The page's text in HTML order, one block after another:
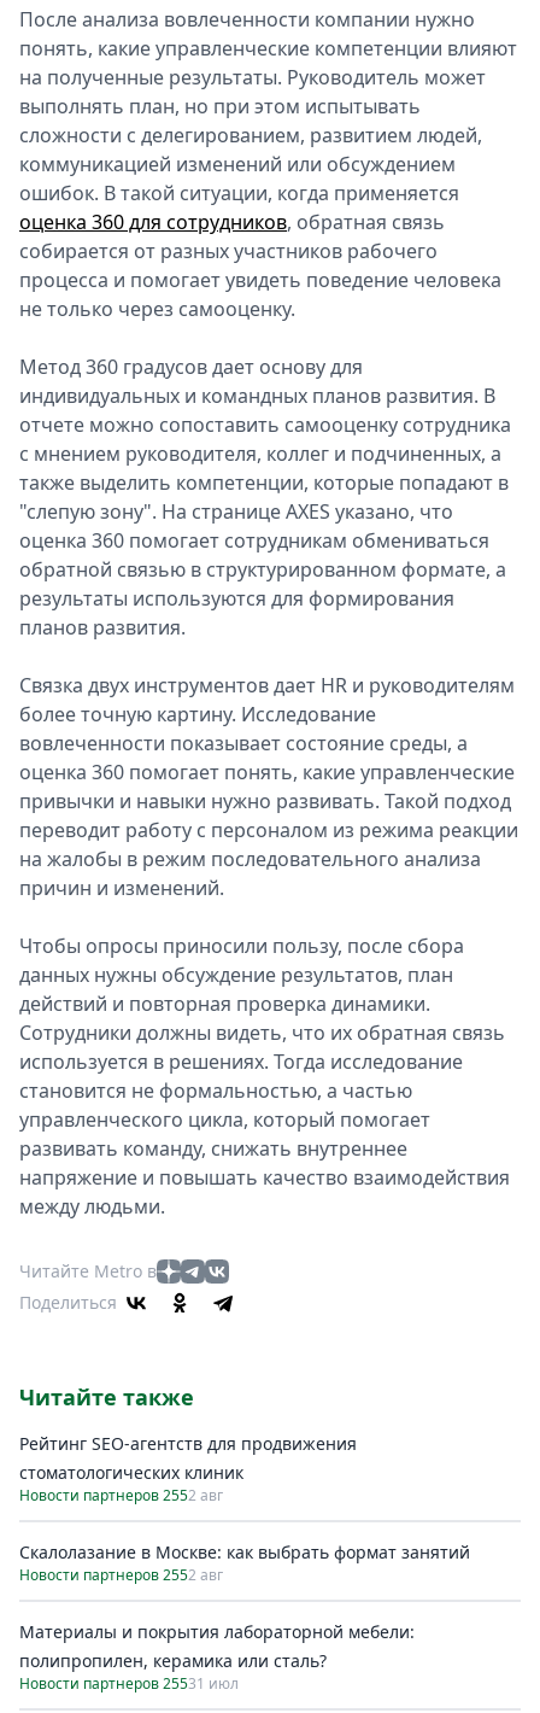
После анализа вовлеченности компании нужно
понять, какие управленческие компетенции влияют
на полученные результаты. Руководитель может
выполнять план, но при этом испытывать
сложности с делегированием, развитием людей,
коммуникацией изменений или обсуждением
ошибок. В такой ситуации, когда применяется
оценка 360 для сотрудников, обратная связь
собирается от разных участников рабочего
процесса и помогает увидеть поведение человека
не только через самооценку.
Метод 360 градусов дает основу для
индивидуальных и командных планов развития. В
отчете можно сопоставить самооценку сотрудника
с мнением руководителя, коллег и подчиненных, а
также выделить компетенции, которые попадают в
"слепую зону". На странице AXES указано, что
оценка 360 помогает сотрудникам обмениваться
обратной связью в структурированном формате, а
результаты используются для формирования
планов развития.
Связка двух инструментов дает HR и руководителям
более точную картину. Исследование
вовлеченности показывает состояние среды, а
оценка 360 помогает понять, какие управленческие
привычки и навыки нужно развивать. Такой подход
переводит работу с персоналом из режима реакции
на жалобы в режим последовательного анализа
причин и изменений.
Чтобы опросы приносили пользу, после сбора
данных нужны обсуждение результатов, план
действий и повторная проверка динамики.
Сотрудники должны видеть, что их обратная связь
используется в решениях. Тогда исследование
становится не формальностью, а частью
управленческого цикла, который помогает
развивать команду, снижать внутреннее
напряжение и повышать качество взаимодействия
между людьми.
Читайте Metro в
Поделиться
Читайте также
Рейтинг SEO-агентств для продвижения
стоматологических клиник
Новости партнеров 2552 авг
Скалолазание в Москве: как выбрать формат занятий
Новости партнеров 2552 авг
Материалы и покрытия лабораторной мебели:
полипропилен, керамика или сталь?
Новости партнеров 25531 июл